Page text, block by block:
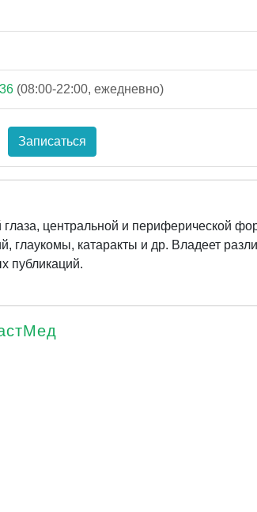
(08:00-22:00, ежедневно)
Записаться
центральной и периферической
глаукомы, катаракты и др. Владеет
публикаций.